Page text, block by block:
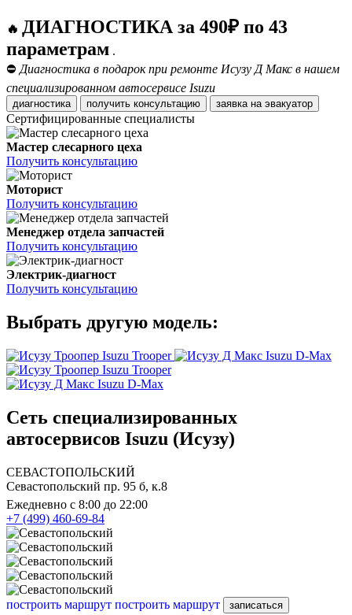
🔥 ДИАГНОСТИКА за 490₽ по 43
параметрам .
⛔ Диагностика в подарок при ремонте Исузу Д Макс в нашем
специализированном автосервисе Isuzu
диагностика получить консультацию заявка на эвакуатор
Сертифицированные специалисты
Мастер слесарного цеха
Получить консультацию
Моторист
Получить консультацию
Менеджер отдела запчастей
Получить консультацию
Электрик-диагност
Получить консультацию
Выбрать другую модель:
Isuzu Trooper
Isuzu D-Max
Isuzu Trooper
Isuzu D-Max
Сеть специализированных
автосервисов Isuzu (Исузу)
СЕВАСТОПОЛЬСКИЙ
Севастопольский пр. 95 б, к.8
Ежедневно с 8:00 до 22:00
+7 (499) 460-69-84
построить маршрут построить маршрут записаться